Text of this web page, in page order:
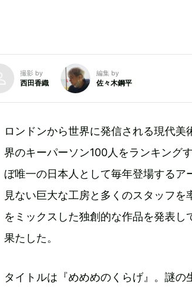
撮影 by
西田香織
編集 by
佐々木鋼平
ロンドンから世界に発信される現代
界のキーパーソン100人をランキング
ぼ唯一の日本人として毎年登場するア
見ない巨大な工房と多くのスタッフ
をミックスした独創的な作品を発表
果たした。
タイトルは『めめめのくらげ』。謎の